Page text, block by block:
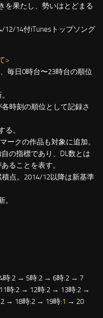
を果たし、勢いはとどまる
12/14付iTunesトップソング
>
毎日0時台〜23時台の順位
時刻の順位として記録さ
る。
ークの作品も対象に追加。
の指標であり、DL数とは
ることを表す。
点。2014/12以降は新基準
。
:2 → 5時:2 → 6時:2 → 7
時:2 → 12時:2 → 13時:2 →
→ 18時:2 → 19時:1 → 20